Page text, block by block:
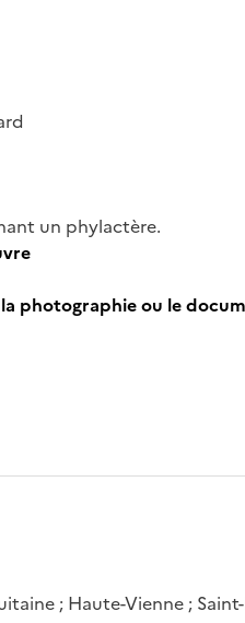
un phylactère.
photographie ou le
; Haute-Vienne ;